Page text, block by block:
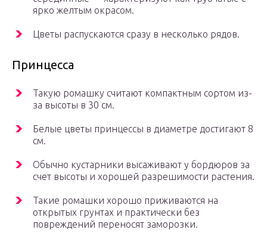
ярко желтым окрасом.
Цветы распускаются сразу в несколько рядов.
Принцесса
Такую ромашку считают компактным сортом из-
за высоты в 30 см.
Белые цветы принцессы в диаметре достигают 8
см.
Обычно кустарники высаживают у бордюров за
счет высоты и хорошей разрешимости растения.
Такие ромашки хорошо приживаются на
открытых грунтах и практически без
повреждений переносят заморозки.